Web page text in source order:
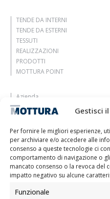
Gestisci
Per fornire le migliori esperienze,
per archiviare e/o accedere alle
consenso a queste tecnologie ci
comportamento di navigazione o
mancato consenso o la revoca del
impatto negativo su alcune
Funzionale
TENDE DA INTERNI
TENDE DA ESTERNI
TESSUTI
REALIZZAZIONI
PRODOTTI
MOTTURA POINT
Azienda
Lasciati ispirare
Contatti
Lavora con noi
Area Riservata
Certificazioni
M2Net
Child Safety
Informativa Clienti